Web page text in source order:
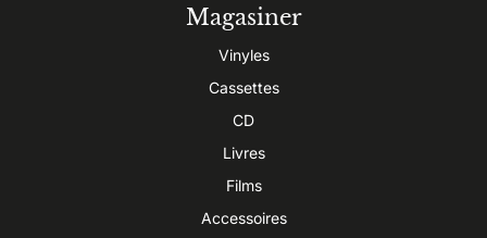
Magasiner
Vinyles
Cassettes
CD
Livres
Films
Accessoires